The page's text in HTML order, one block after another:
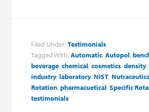
Filed Under:Testimonials
Tagged With:Automatic,Autopol,
beverage,chemical,cosmetics,density,
industry,laboratory, NIST,
Rotation,pharmacuetical,Specific
testimonials